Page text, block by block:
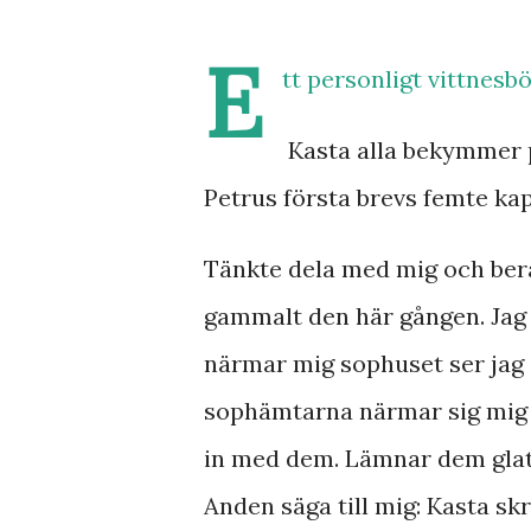
E tt personligt
Kasta alla bekymmer
Petrus första brevs femte
Tänkte dela med mig och
gammalt den här gången.
närmar mig sophuset ser
sophämtarna närmar sig
in med dem. Lämnar dem
Anden säga till mig: Kasta